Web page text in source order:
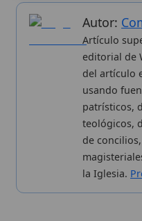
Wikitólica © 2026.
histórico y litúrgico de la Iglesia
deCurso Católico,Buscador
analíticas anónimas.
ISSN: 3101-
Carlo
Sobre nosotros
Proceso editorial
Publicación seriada
Datos abiertos
Estadísticas
Aviso legal
Política de privacidad
✦